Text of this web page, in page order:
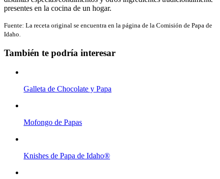
presentes en la cocina de un hogar.
Fuente: La receta original se encuentra en la página de la Comisión de Papa de
Idaho.
También te podría interesar
Galleta de Chocolate y Papa
Mofongo de Papas
Knishes de Papa de Idaho®